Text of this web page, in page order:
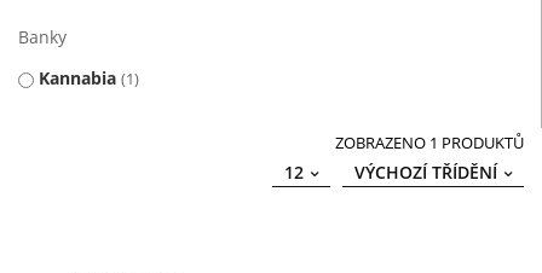
Banky
Kannabia 1
ZOBRAZENO 1 PRODUKTŮ
VÝCHOZÍ TŘÍDĚNÍ
12